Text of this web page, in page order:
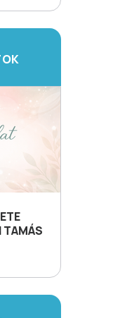
TAMÁS